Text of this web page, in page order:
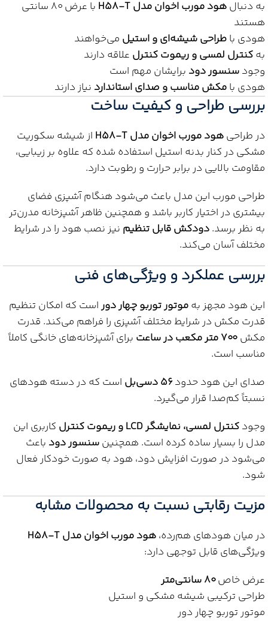
به دنبالهود مورب اخوان مدل H58-T
با عرض ۸۰ سانتی
هستند
هودی باطراحی شیشه‌ای و استیل می‌خواهند
بهکنترل لمسی و ریموت کنترل علاقه دارند
وجودسنسور دود برایشان مهم است
هودی بامکش مناسب و صدای استاندارد نیاز دارند
بررسی طراحی و کیفیت ساخت
در طراحیهود مورب اخوان مدل H58-T
از شیشه سکوریت
مشکی در کنار بدنه استیل استفاده شده که علاوه بر زیبایی،
مقاومت بالایی در برابر حرارت و رطوبت دارد.
طراحی مورب این مدل باعث می‌شود هنگام آشپزی فضای
بیشتری در اختیار کاربر باشد و همچنین ظاهر آشپزخانه مدرن‌تر
به نظر برسد.دودکش قابل تنظیم نیز نصب هود را در شرایط
مختلف آسان می‌کند.
بررسی عملکرد و ویژگی‌های فنی
این هود مجهز بهموتور توربو چهار دوراست که امکان تنظیم
قدرت مکش در شرایط مختلف آشپزی را فراهم می‌کند. قدرت
مکش۷۰۰ متر مکعب در ساعت
برای آشپزخانه‌های خانگی کاملاً
مناسب است.
صدای این هود حدود۵۶ دسی‌بل
است که در دسته هودهای
نسبتاً کم‌صدا قرار می‌گیرد.
وجودکنترل لمسی، نمایشگر LCD و ریموت کنترل
کاربری این
مدل را بسیار ساده کرده است. همچنینسنسور دود باعث
می‌شود در صورت افزایش دود، هود به صورت خودکار فعال
شود.
مزیت رقابتی نسبت به محصولات مشابه
در میان هودهای هم‌رده،هود مورب اخوان مدل H58-T
ویژگی‌های قابل توجهی دارد:
عرض خاص۸۰ سانتی‌متر
طراحی ترکیبی شیشه مشکی و استیل
موتور توربو چهار دور